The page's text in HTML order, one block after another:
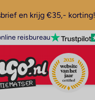
en krijg €35,- korting!
reisbureau